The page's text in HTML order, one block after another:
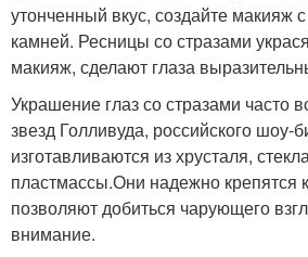
утонченный вкус, создайте макияж
камней. Ресницы со стразами
макияж, сделают глаза
Украшение глаз со стразами часто
звезд Голливуда, российского шоу-
изготавливаются из хрусталя,
пластмассы.Они надежно крепятся
позволяют добиться чарующего
внимание.